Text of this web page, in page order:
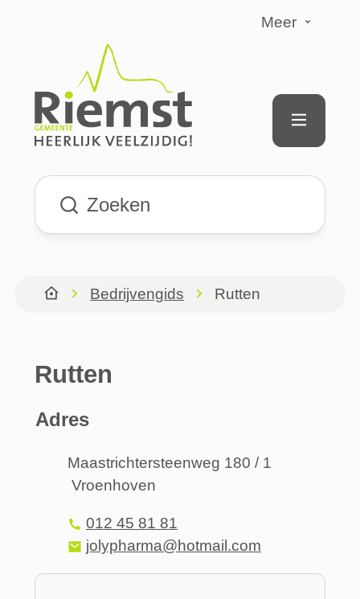
Meer
Waarmee kunnen we jou helpen?
Menu
Startpagina
Bedrijvengids Rutten
Rutten
Adres
AdresMaastrichtersteenweg 180 / 1
Vroenhoven
012 45 81 81
E-mail jolypharma@hotmail.com